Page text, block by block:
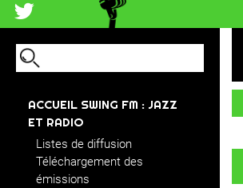
ACCUEIL SWING FM : JAZZ
ET RADIO
Listes de diffusion
Téléchargement des
émissions